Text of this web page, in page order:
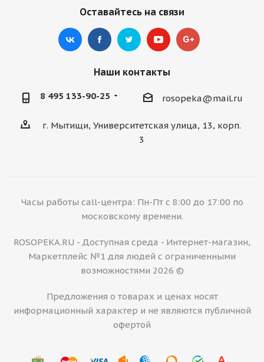
Оставайтесь на связи
Наши контакты
8 495 133-90-25 rosopeka@mail.ru
г. Мытищи, Университетская улица, 13, корп.
3
Часы работы call-центра: Пн-Пт с 8:00 до 17:00 по
московскому времени.
ROSOPEKA.RU - Доступная среда - Интернет-магазин,
Маркетплейс №1 для людей с ограниченными
возможностями 2026 ©
Предложения о товарах и ценах носят
информационный характер и не являются публичной
офертой